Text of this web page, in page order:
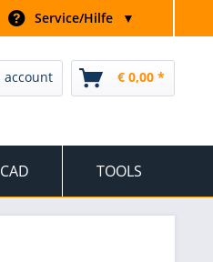
Service/Hilfe ▼
account € 0,00 *
CAD TOOLS